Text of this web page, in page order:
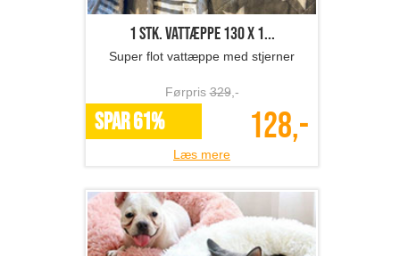
1 stk. vattæppe 130 x 1...
Super flot vattæppe med stjerner
Førpris329,-
SPAR 61% 128,-
Læs mere